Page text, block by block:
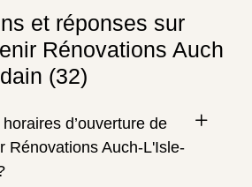
et réponses sur
Rénovations Auch
(32)
d’ouverture de
Rénovations Auch-L'Isle-